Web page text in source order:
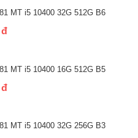
MT i5 10400 32G 512G B6
đ
MT i5 10400 16G 512G B5
đ
MT i5 10400 32G 256G B3